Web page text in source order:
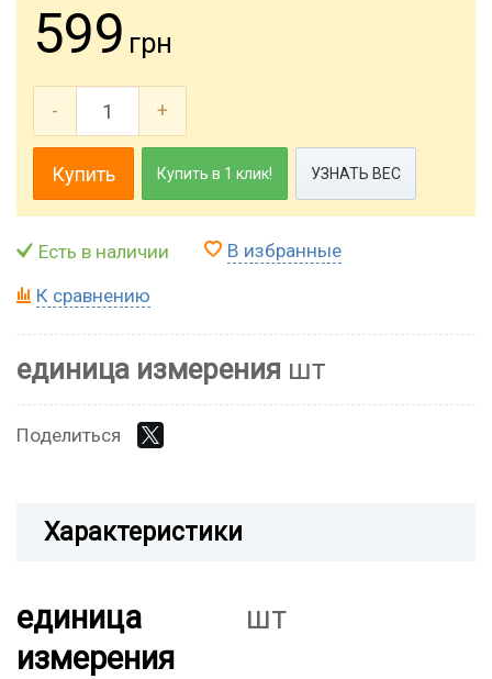
599 грн
- +
Купить Купить в 1 клик! УЗНАТЬ ВЕС
Есть в наличии В избранные
К сравнению
единица измерения шт
Поделиться
Характеристики
единица
измерения
шт